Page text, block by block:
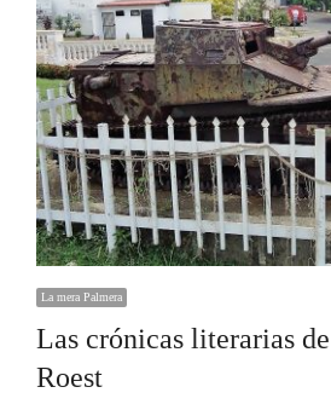
La mera Palmera
Las crónicas literarias
Roest